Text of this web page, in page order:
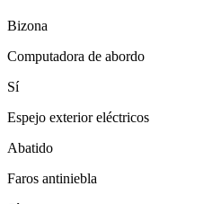
Bizona
Computadora de abordo
Sí
Espejo exterior eléctricos
Abatido
Faros antiniebla